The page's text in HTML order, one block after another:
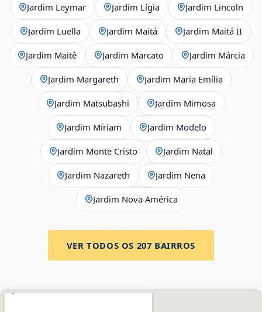
Jardim Leymar Jardim Lígia Jardim Lincoln
Jardim Luella Jardim Maitá Jardim Maitá II
Jardim Maitê Jardim Marcato Jardim Márcia
Jardim Margareth Jardim Maria Emília
Jardim Matsubashi Jardim Mimosa
Jardim Míriam Jardim Modelo
Jardim Monte Cristo Jardim Natal
Jardim Nazareth Jardim Nena
Jardim Nova América
VER TODOS OS 207 BAIRROS